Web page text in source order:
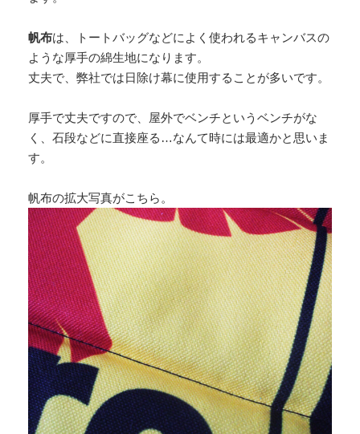
帆布は、トートバッグなどによく使われるキャンバスの
ような厚手の綿生地になります。
丈夫で、弊社では日除け幕に使用することが多いです。
厚手で丈夫ですので、屋外でベンチというベンチがな
く、石段などに直接座る…なんて時には最適かと思いま
す。
帆布の拡大写真がこちら。